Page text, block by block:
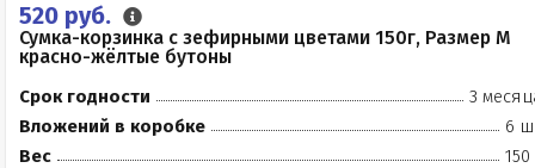
520 руб.
Сумка-корзинка с зефирными цветами 150г, Размер М
красно-жёлтые бутоны
Срок годности
3
Вложений в коробке
6
Вес
150